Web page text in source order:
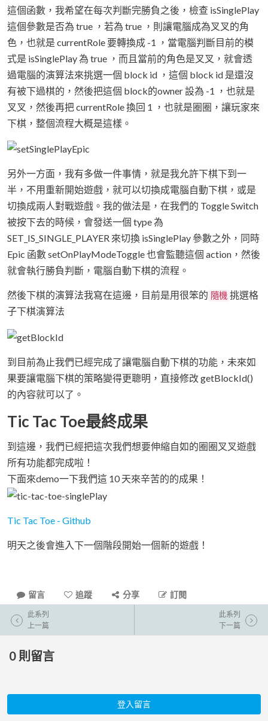
這個函數，我希望在每次判斷完勝負之後，檢查 isSinglePlay
這個參數是否為 true ，若為 true ，則讓電腦成為叉叉的角
色，也就是 currentRole 要轉換成 -1 ，當電腦判斷目前的模
式是 isSinglePlay 為 true ，而且當前的角色是叉叉，就會透
過電腦的演算法來挑選一個 block id ，這個 block id 是還沒
有被下過棋的，然後把這個 block的owner 設為 -1 ，也就是
叉叉，然後再把 currentRole 換回 1 ，也就是圈圈，讓玩家來
下棋，整個流程大概是這樣。
另外一方面，我有多做一件事情，就是我允許下棋下到一
半，不用重新開始遊戲，就可以切換成電腦自動下棋，或是
切換成兩人對戰遊戲。我的做法是，在我們的 Toggle Switch
被按下去的時候，會發送一個 type 為
SET_IS_SINGLE_PLAYER 來切換 isSinglePlay 參數之外，同時
Epic 函數 setOnPlayModeToggle 也會監聽這個 action，然後
就會執行勝負判斷，電腦自動下棋的流程。
然後下棋的演算法我寫在這邊，目前是用很笨的 隨機 挑選格
子下棋演算法
到目前為止我們已經完成了讓電腦自動下棋的功能，未來如
果要讓電腦下棋的策略變得更聰明，直接修改 getBlockId()
的內容就可以了。
Tic Tac Toe最終成果
到這邊，我們已經把這次我們想要伸縮自如的圈圈叉叉遊戲
所有功能都完成啦！
下面來demo一下我們這 10 天來辛苦的的成果！
Tic Tac Toe - Github
明天之後會進入下一個階段開始一個新的遊戲！
留言 追蹤 分享 訂閱
此系列
上一篇
此系列
下一篇
0 則留言
登入留言